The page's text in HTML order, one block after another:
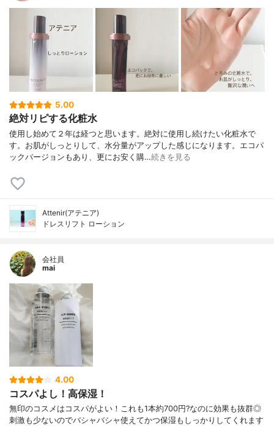
5.00
絶対リピする化粧水
使用し始めて２年は経つと思います。絶対に使用し続けたい化粧水で
す。お肌がしっとりして、水分量がアップした感じになります。エコパ
ックバージョンもあり、更にお安く購…続きを見る
Attenir(アテニア)
ドレスリフト ローション
会社員
mai
4.00
コスパよし！高保湿！
無印のコスメはコスパがよい！これも1本約700円?なのに効果も抜群◎
刺激も少ないのでバシャバシャ使えてかつ保湿もしっかりしてくれます